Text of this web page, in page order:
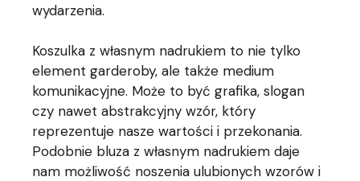
wydarzenia.
Koszulka z własnym nadrukiem to nie tylko
element garderoby, ale także medium
komunikacyjne. Może to być grafika, slogan
czy nawet abstrakcyjny wzór, który
reprezentuje nasze wartości i przekonania.
Podobnie bluza z własnym nadrukiem daje
nam możliwość noszenia ulubionych wzorów i